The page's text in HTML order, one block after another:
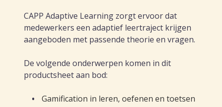
CAPP Compliance API
CAPP Quizzes
CAPP Open Courses
CAPP EPA Portfolio
CAPP Adaptive Learning zorgt ervoor dat
medewerkers een adaptief leertraject krijgen
aangeboden met passende theorie en vragen.
De volgende onderwerpen komen in dit
productsheet aan bod:
Gamification in leren, oefenen en toetsen